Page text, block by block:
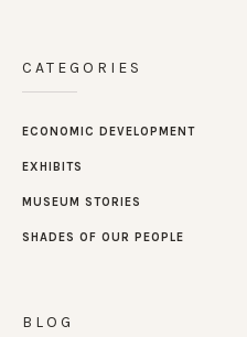
CATEGORIES
ECONOMIC DEVELOPMENT
EXHIBITS
MUSEUM STORIES
SHADES OF OUR PEOPLE
BLOG